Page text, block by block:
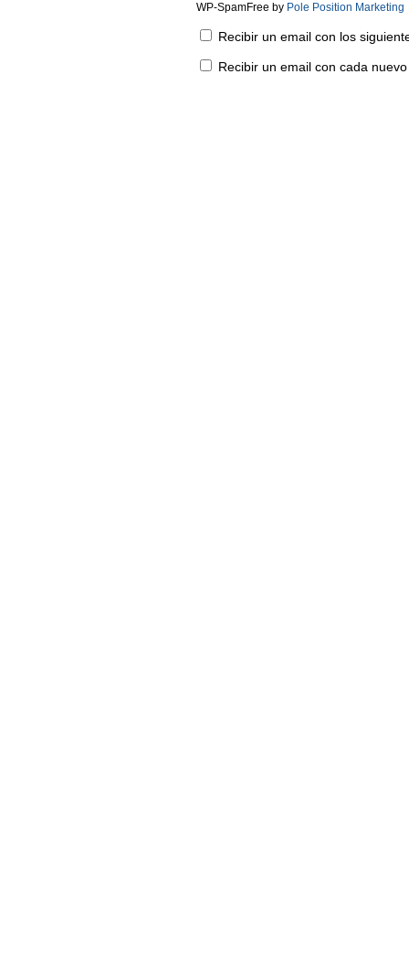
WP-SpamFree by Pole Position Marketing
Recibir un email con los
Recibir un email con cada